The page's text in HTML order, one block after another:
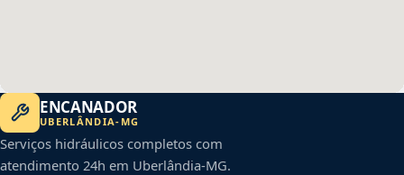
ENCANADOR
UBERLÂNDIA- MG
Serviços hidráulicos completos com
atendimento 24h em Uberlândia-MG.